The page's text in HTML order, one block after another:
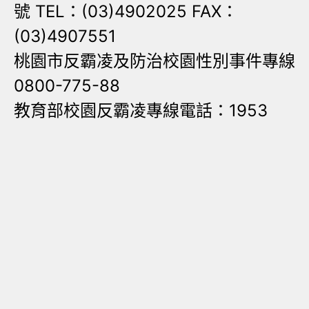
號 TEL：(03)4902025 FAX：
(03)4907551
桃園市反霸凌及防治校園性別事件專線
0800-775-88
教育部校園反霸凌專線電話：1953